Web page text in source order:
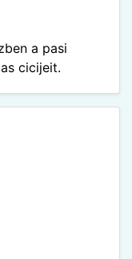
a pasi
cicijeit.